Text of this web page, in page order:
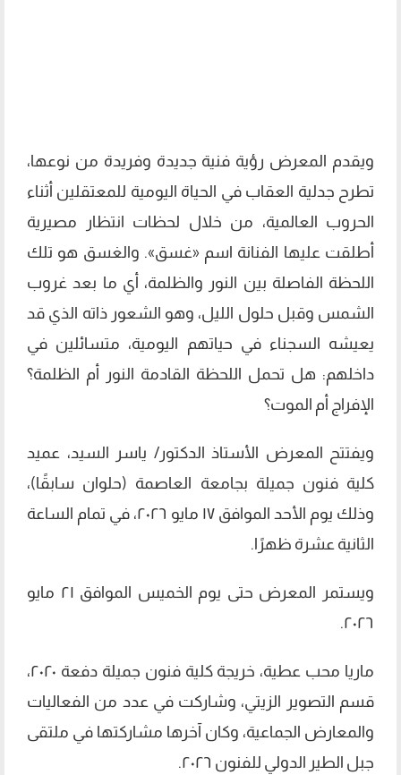
ويقدم المعرض رؤية فنية جديدة وفريدة من نوعها،
تطرح جدلية العقاب في الحياة اليومية للمعتقلين أثناء
الحروب العالمية، من خلال لحظات انتظار مصيرية
أطلقت عليها الفنانة اسم «غسق». والغسق هو تلك
اللحظة الفاصلة بين النور والظلمة، أي ما بعد غروب
الشمس وقبل حلول الليل، وهو الشعور ذاته الذي قد
يعيشه السجناء في حياتهم اليومية، متسائلين في
داخلهم: هل تحمل اللحظة القادمة النور أم الظلمة؟
الإفراج أم الموت؟
ويفتتح المعرض الأستاذ الدكتور/ ياسر السيد، عميد
كلية فنون جميلة بجامعة العاصمة (حلوان سابقًا)،
وذلك يوم الأحد الموافق ١٧ مايو ٢٠٢٦، في تمام الساعة
الثانية عشرة ظهرًا.
ويستمر المعرض حتى يوم الخميس الموافق ٢١ مايو
٢٠٢٦.
ماريا محب عطية، خريجة كلية فنون جميلة دفعة ٢٠٢٠،
قسم التصوير الزيتي، وشاركت في عدد من الفعاليات
والمعارض الجماعية، وكان آخرها مشاركتها في ملتقى
جبل الطير الدولي للفنون ٢٠٢٦.